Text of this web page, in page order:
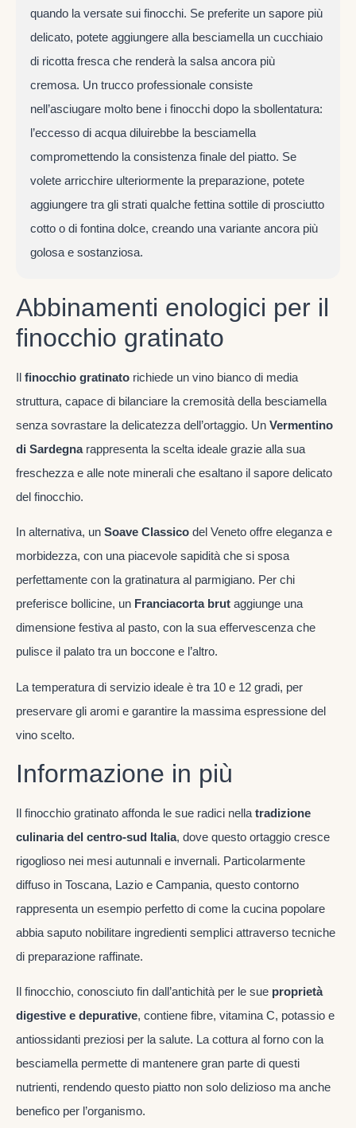
quando la versate sui finocchi. Se preferite un sapore più
delicato, potete aggiungere alla besciamella un cucchiaio
di ricotta fresca che renderà la salsa ancora più
cremosa. Un trucco professionale consiste
nell’asciugare molto bene i finocchi dopo la sbollentatura:
l’eccesso di acqua diluirebbe la besciamella
compromettendo la consistenza finale del piatto. Se
volete arricchire ulteriormente la preparazione, potete
aggiungere tra gli strati qualche fettina sottile di prosciutto
cotto o di fontina dolce, creando una variante ancora più
golosa e sostanziosa.
Abbinamenti enologici per il
finocchio gratinato
Il finocchio gratinato richiede un vino bianco di media
struttura, capace di bilanciare la cremosità della besciamella
senza sovrastare la delicatezza dell’ortaggio. Un Vermentino
di Sardegnarappresenta la scelta ideale grazie alla sua
freschezza e alle note minerali che esaltano il sapore delicato
del finocchio.
In alternativa, un Soave Classico del Veneto offre eleganza e
morbidezza, con una piacevole sapidità che si sposa
perfettamente con la gratinatura al parmigiano. Per chi
preferisce bollicine, un Franciacorta brut aggiunge una
dimensione festiva al pasto, con la sua effervescenza che
pulisce il palato tra un boccone e l’altro.
La temperatura di servizio ideale è tra 10 e 12 gradi, per
preservare gli aromi e garantire la massima espressione del
vino scelto.
Informazione in più
Il finocchio gratinato affonda le sue radici nella tradizione
culinaria del centro-sud Italia, dove questo ortaggio cresce
rigoglioso nei mesi autunnali e invernali. Particolarmente
diffuso in Toscana, Lazio e Campania, questo contorno
rappresenta un esempio perfetto di come la cucina popolare
abbia saputo nobilitare ingredienti semplici attraverso tecniche
di preparazione raffinate.
Il finocchio, conosciuto fin dall’antichità per le sue proprietà
digestive e depurative, contiene fibre, vitamina C, potassio e
antiossidanti preziosi per la salute. La cottura al forno con la
besciamella permette di mantenere gran parte di questi
nutrienti, rendendo questo piatto non solo delizioso ma anche
benefico per l’organismo.